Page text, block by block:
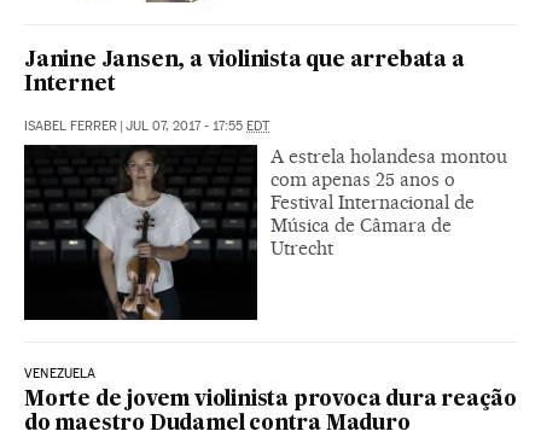
Janine Jansen, a violinista que arrebata a
Internet
ISABEL FERRER | JUL 07, 2017 - 17:55 EDT
A estrela holandesa montou
com apenas 25 anos o
Festival Internacional de
Música de Câmara de
Utrecht
VENEZUELA
Morte de jovem violinista provoca dura reação
do maestro Dudamel contra Maduro